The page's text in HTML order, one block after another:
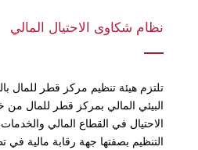
نظام شكاوى الاحتيال المالي
تلتزم هيئة تنظيم مركز قطر للمال
البيئي المالي بمركز قطر للمال
الاحتيال في القطاع المالي والخدمات
التنظيم بصفتها جهة رقابة مالية في